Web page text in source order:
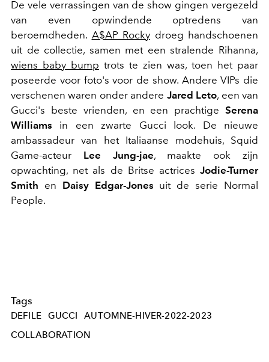
De vele verrassingen van de show gingen vergezeld
van even opwindende optredens van
beroemdheden. A$AP Rocky droeg handschoenen
uit de collectie, samen met een stralende Rihanna,
wiens baby bump trots te zien was, toen het paar
poseerde voor foto's voor de show. Andere VIPs die
verschenen waren onder andere Jared Leto, een van
Gucci's beste vrienden, en een prachtige Serena
Williams in een zwarte Gucci look. De nieuwe
ambassadeur van het Italiaanse modehuis, Squid
Game-acteur Lee Jung-jae, maakte ook zijn
opwachting, net als de Britse actrices Jodie-Turner
Smith en Daisy Edgar-Jones uit de serie Normal
People.
Tags
DEFILE GUCCI
AUTOMNE-HIVER-2022-2023
COLLABORATION